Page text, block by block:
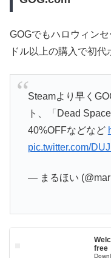
GOGでもハロウィン
ドル以上の購入で初代
Steamより早く
ト、「Dead
40%OFFなどなど
pic.twitter.com/
— まるほい
free